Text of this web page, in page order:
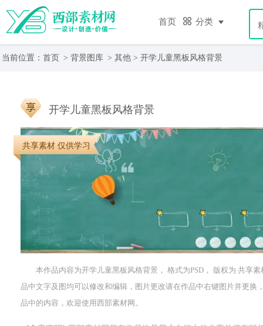
首页 分类
当前位置： 首页 > 背景图库 > 其他 > 开学儿童黑板风格背景
共享素材 仅供学习
开学儿童黑板风格背景
本作品内容为开学儿童黑板风格背景， 格式为PSD， 版权为 共享
品中文字及图均可以修改和编辑，图片更改请在作品中右键图片并更
品中的内容，欢迎使用西部素材网。